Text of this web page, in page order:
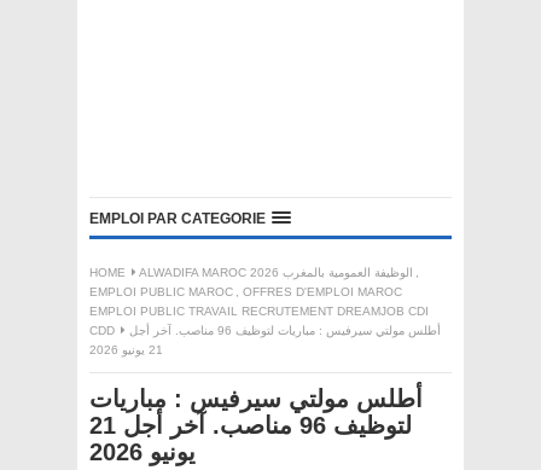
EMPLOI PAR CATEGORIE
HOME ALWADIFA MAROC 2026 الوظيفة العمومية بالمغرب
,
EMPLOI PUBLIC MAROC , OFFRES D'EMPLOI MAROC
EMPLOI PUBLIC TRAVAIL RECRUTEMENT DREAMJOB CDI
CDD
أطلس مولتي سيرفيس : مباريات لتوظيف 96 مناصب. آخر أجل
21 يونيو 2026
أطلس مولتي سيرفيس : مباريات
لتوظيف 96 مناصب. آخر أجل 21
يونيو 2026